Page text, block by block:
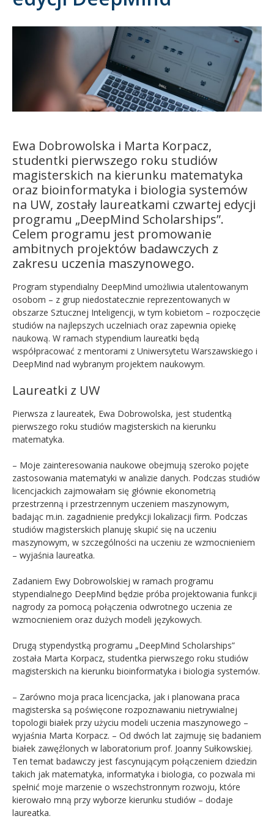
Ewa Dobrowolska i Marta Korpacz,
studentki pierwszego roku studiów
magisterskich na kierunku matematyka
oraz bioinformatyka i biologia systemów
na UW, zostały laureatkami czwartej edycji
programu „DeepMind Scholarships”.
Celem programu jest promowanie
ambitnych projektów badawczych z
zakresu uczenia maszynowego.
Program stypendialny DeepMind umożliwia utalentowanym
osobom – z grup niedostatecznie reprezentowanych w
obszarze Sztucznej Inteligencji, w tym kobietom – rozpoczęcie
studiów na najlepszych uczelniach oraz zapewnia opiekę
naukową. W ramach stypendium laureatki będą
współpracować z mentorami z Uniwersytetu Warszawskiego i
DeepMind nad wybranym projektem naukowym.
Laureatki z UW
Pierwsza z laureatek, Ewa Dobrowolska, jest studentką
pierwszego roku studiów magisterskich na kierunku
matematyka.
– Moje zainteresowania naukowe obejmują szeroko pojęte
zastosowania matematyki w analizie danych. Podczas studiów
licencjackich zajmowałam się głównie ekonometrią
przestrzenną i przestrzennym uczeniem maszynowym,
badając m.in. zagadnienie predykcji lokalizacji firm. Podczas
studiów magisterskich planuję skupić się na uczeniu
maszynowym, w szczególności na uczeniu ze wzmocnieniem
– wyjaśnia laureatka.
Zadaniem Ewy Dobrowolskiej w ramach programu
stypendialnego DeepMind będzie próba projektowania funkcji
nagrody za pomocą połączenia odwrotnego uczenia ze
wzmocnieniem oraz dużych modeli językowych.
Drugą stypendystką programu „DeepMind Scholarships”
została Marta Korpacz, studentka pierwszego roku studiów
magisterskich na kierunku bioinformatyka i biologia systemów.
– Zarówno moja praca licencjacka, jak i planowana praca
magisterska są poświęcone rozpoznawaniu nietrywialnej
topologii białek przy użyciu modeli uczenia maszynowego –
wyjaśnia Marta Korpacz. – Od dwóch lat zajmuję się badaniem
białek zawęźlonych w laboratorium prof. Joanny Sułkowskiej.
Ten temat badawczy jest fascynującym połączeniem dziedzin
takich jak matematyka, informatyka i biologia, co pozwala mi
spełnić moje marzenie o wszechstronnym rozwoju, które
kierowało mną przy wyborze kierunku studiów – dodaje
laureatka.